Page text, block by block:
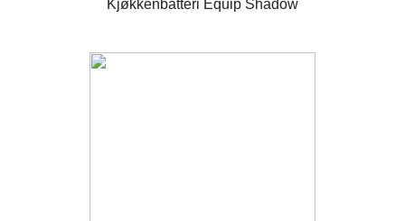
Kjøkkenbatteri Equip Shadow